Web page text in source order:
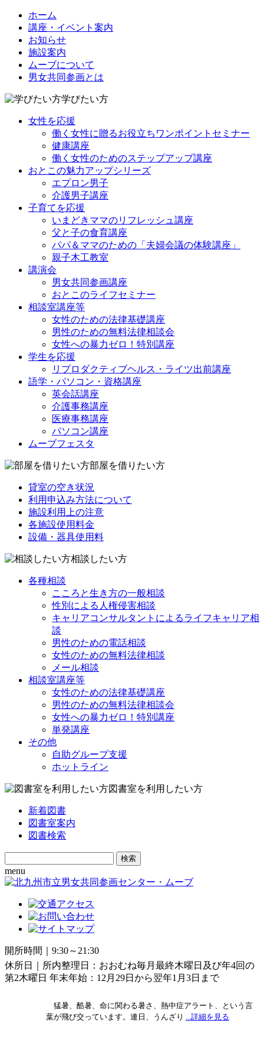
ホーム
講座・イベント案内
お知らせ
施設案内
ムーブについて
男女共同参画とは
学びたい方
女性を応援
働く女性に贈るお役立ちワンポイントセミナー
健康講座
働く女性のためのステップアップ講座
おとこの魅力アップシリーズ
エプロン男子
介護男子講座
子育てを応援
いまどきママのリフレッシュ講座
父と子の食育講座
パパ＆ママのための「夫婦会議の体験講座」
親子木工教室
講演会
男女共同参画講座
おとこのライフセミナー
相談室講座等
女性のための法律基礎講座
男性のための無料法律相談会
女性への暴力ゼロ！特別講座
学生を応援
リプロダクティブヘルス・ライツ出前講座
語学・パソコン・資格講座
英会話講座
介護事務講座
医療事務講座
パソコン講座
ムーブフェスタ
部屋を借りたい方
貸室の空き状況
利用申込み方法について
施設利用上の注意
各施設使用料金
設備・器具使用料
相談したい方
各種相談
こころと生き方の一般相談
性別による人権侵害相談
キャリアコンサルタントによるライフキャリア相
談
男性のための電話相談
女性のための無料法律相談
メール相談
相談室講座等
女性のための法律基礎講座
男性のための無料法律相談会
女性への暴力ゼロ！特別講座
単発講座
その他
自助グループ支援
ホットライン
図書室を利用したい方
新着図書
図書室案内
図書検索
Search
for:
menu
開所時間｜9:30～21:30
休所日｜所内整理日：おおむね毎月最終木曜日及び年4回の
第2木曜日 年末年始：12月29日から翌年1月3日まで
猛暑、酷暑、命に関わる暑さ、熱中症アラート、という言
葉が飛び交っています。連日、うんざり ...詳細を見る